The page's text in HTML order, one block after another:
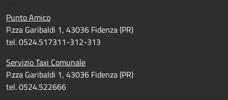
Punto Amico
P.zza Garibaldi 1, 43036 Fidenza (PR)
tel. 0524.517311-312-313
Servizio Taxi Comunale
P.zza Garibaldi 1, 43036 Fidenza (PR)
tel. 0524.522666